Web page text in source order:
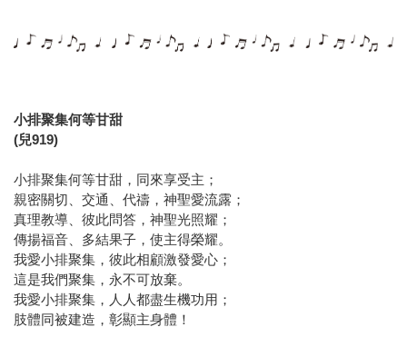
小排聚集何等甘甜
(兒919)
小排聚集何等甘甜，同來享受主；
親密關切、交通、代禱，神聖愛流露；
真理教導、彼此問答，神聖光照耀；
傳揚福音、多結果子，使主得榮耀。
我愛小排聚集，彼此相顧激發愛心；
這是我們聚集，永不可放棄。
我愛小排聚集，人人都盡生機功用；
肢體同被建造，彰顯主身體！